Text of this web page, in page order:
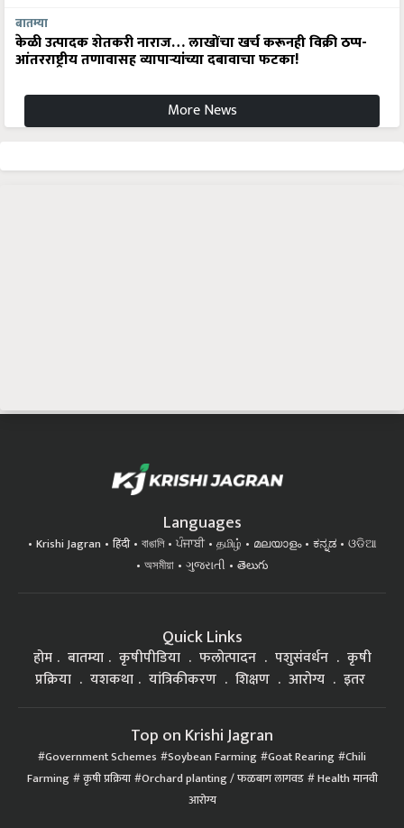
बातम्या
केळी उत्पादक शेतकरी नाराज… लाखोंचा खर्च करूनही विक्री ठप्प-
आंतरराष्ट्रीय तणावासह व्यापाऱ्यांच्या दबावाचा फटका!
More News
Languages
Krishi Jagran हिंदी বাঙালি ਪੰਜਾਬੀ தமிழ் മലയാളം ಕನ್ನಡ
ଓଡିଆ
অসমীয়া
ગુજરાતી తెలుగు
Quick Links
होम बातम्या कृषीपीडिया फलोत्पादन पशुसंवर्धन
कृषी
प्रक्रिया
यशकथा यांत्रिकीकरण शिक्षण आरोग्य इतर
Top on Krishi Jagran
Government Schemes Soybean Farming Goat Rearing Chili
Farming कृषी प्रक्रिया Orchard planting / फळबाग लागवड Health मानवी
आरोग्य